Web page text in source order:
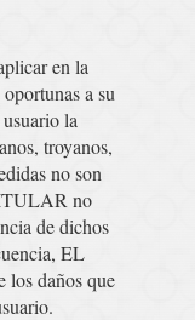
en la
a su
la
troyanos,
no son
no
de dichos
EL
los daños que